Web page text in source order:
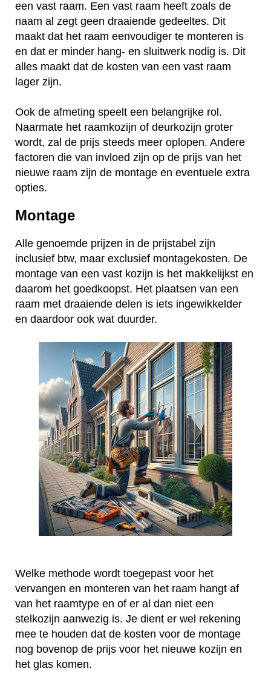
een vast raam. Een vast raam heeft zoals de
naam al zegt geen draaiende gedeeltes. Dit
maakt dat het raam eenvoudiger te monteren is
en dat er minder hang- en sluitwerk nodig is. Dit
alles maakt dat de kosten van een vast raam
lager zijn.
Ook de afmeting speelt een belangrijke rol.
Naarmate het raamkozijn of deurkozijn groter
wordt, zal de prijs steeds meer oplopen. Andere
factoren die van invloed zijn op de prijs van het
nieuwe raam zijn de montage en eventuele extra
opties.
Montage
Alle genoemde prijzen in de prijstabel zijn
inclusief btw, maar exclusief montagekosten. De
montage van een vast kozijn is het makkelijkst en
daarom het goedkoopst. Het plaatsen van een
raam met draaiende delen is iets ingewikkelder
en daardoor ook wat duurder.
Welke methode wordt toegepast voor het
vervangen en monteren van het raam hangt af
van het raamtype en of er al dan niet een
stelkozijn aanwezig is. Je dient er wel rekening
mee te houden dat de kosten voor de montage
nog bovenop de prijs voor het nieuwe kozijn en
het glas komen.